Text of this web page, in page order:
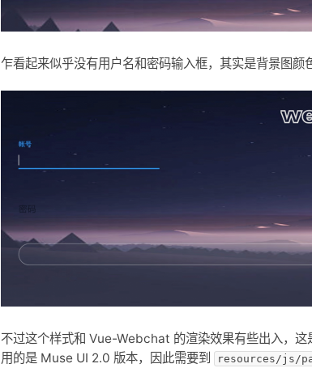
乍看起来似乎没有用户名和密码输入框，其实是背景图颜
不过这个样式和 Vue-Webchat 的渲染效果有些出入，
用的是 Muse UI 2.0 版本，因此需要到
resources/js/